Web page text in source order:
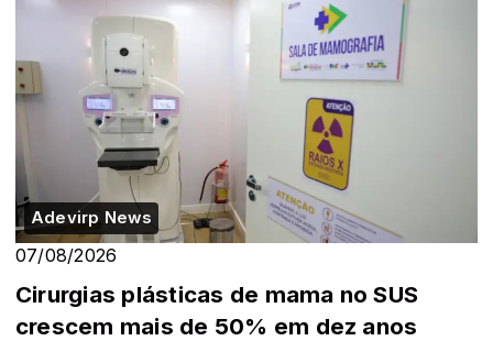
Adevirp News
07/08/2026
Cirurgias plásticas de mama no SUS
crescem mais de 50% em dez anos